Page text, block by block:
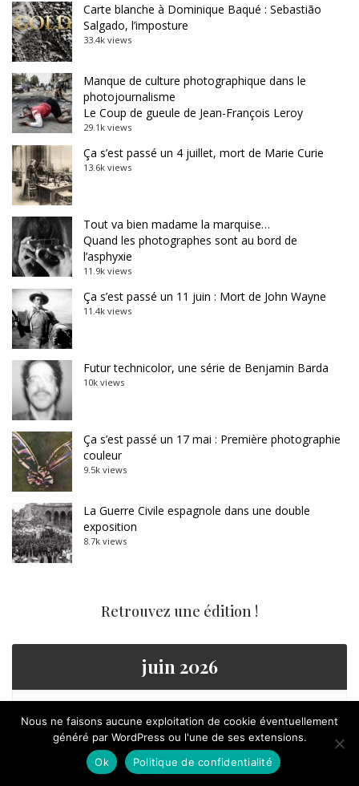
Carte blanche à Dominique Baqué : Sebastião
Salgado, l’imposture
33.4k views
Manque de culture photographique dans le
photojournalisme
Le Coup de gueule de Jean-François Leroy
29.1k views
Ça s’est passé un 4 juillet, mort de Marie Curie
13.6k views
Tout va bien madame la marquise…
Quand les photographes sont au bord de
l’asphyxie
11.9k views
Ça s’est passé un 11 juin : Mort de John Wayne
11.4k views
Futur technicolor, une série de Benjamin Barda
10k views
Ça s’est passé un 17 mai : Première photographie
couleur
9.5k views
La Guerre Civile espagnole dans une double
exposition
8.7k views
Retrouvez une édition !
juin 2026
2 3 4 5 6
10 11 12 13
Nous ne faisons aucune exploitation de cookie éventuellement
généré par WordPress ou l'une de ses extensions.
Ok
Politique de confidentialité